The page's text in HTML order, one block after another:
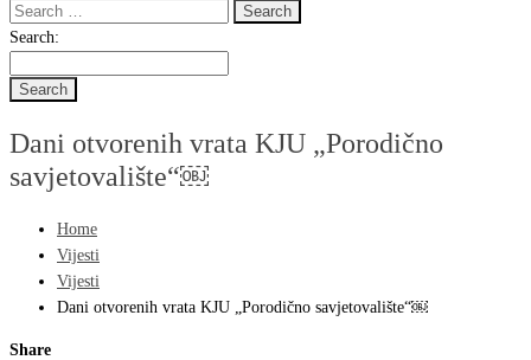
Search
for:
Search
Search:
Dani otvorenih vrata KJU „Porodično
savjetovalište“￼
Home
Vijesti
Vijesti
Dani otvorenih vrata KJU „Porodično savjetovalište“￼
Share